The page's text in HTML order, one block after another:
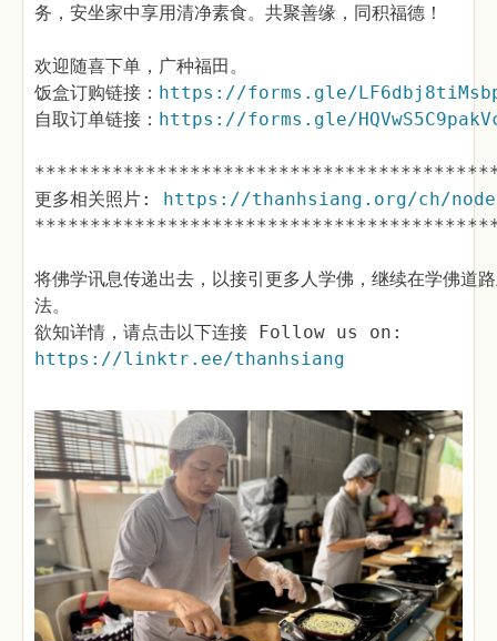
务，安坐家中享用清净素食。共聚善缘，同积福德！
欢迎随喜下单，广种福田。
饭盒订购链接： https://forms.gle/
自取订单链接： https://forms.gle/
更多相关照片: https://thanhsiang.org/ch/
将佛学讯息传递出去，以接引更多人学佛，继续在学佛道
法。
欲知详情，请点击以下连接 Follow us on:
https://linktr.ee/thanhsiang